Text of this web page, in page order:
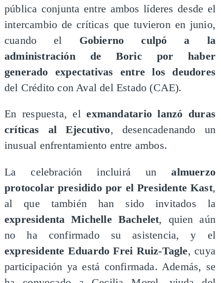
pública conjunta entre ambos líderes desde el
intercambio de críticas que tuvieron en junio,
cuando el Gobierno culpó a la
administración de Boric por haber
generado expectativas entre los deudores
del Crédito con Aval del Estado (CAE).
En respuesta, elexmandatario lanzó duras
críticas al Ejecutivo, desencadenando un
inusual enfrentamiento entre ambos.
La celebración incluirá unalmuerzo
protocolar presidido por el Presidente Kast,
al que también han sido invitados la
expresidenta Michelle Bachelet, quien aún
no ha confirmado su asistencia, y el
expresidente Eduardo Frei Ruiz-Tagle, cuya
participación ya está confirmada. Además, se